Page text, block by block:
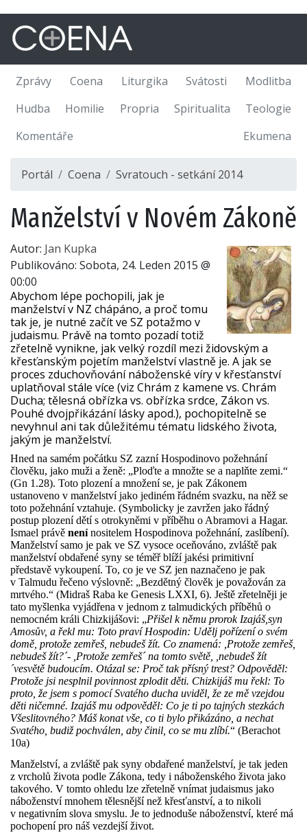
Zprávy Coena Liturgika Svátosti
Modlitba
Hudba
Homilie Propria Spiritualita
Teologie
Komentáře
Ekumena
Portál Coena Svratouch - setkání 2014
Manželství v Novém Zákoně
Autor: Jan Kupka
Publikováno: Sobota, 24. Leden 2015 @
00:00
Abychom lépe pochopili, jak je
manželství v NZ chápáno, a proč tomu
tak je, je nutné začít ve SZ potažmo v
judaismu. Právě na tomto pozadí totiž
zřetelně vynikne, jak velký rozdíl mezi židovským a
křesťanským pojetím manželství vlastně je. A jak se
proces zduchovňování náboženské víry v křesťanství
uplatňoval stále více (viz Chrám z kamene vs. Chrám
Ducha; tělesná obřízka vs. obřízka srdce, Zákon vs.
Pouhé dvojpřikázání lásky apod.), pochopitelně se
nevyhnul ani tak důležitému tématu lidského života,
jakým je manželství.
Hned na samém počátku SZ zazní Hospodinovo požehnání
člověku, jako muži a ženě: „Ploďte a množte se a naplňte zemi.“
(Gn 1.28). Toto plození a množení se, je pak Zákonem
ustanoveno v manželství jako jediném řádném svazku, na něž se
toto požehnání vztahuje. (Symbolicky je zavržen jako řádný
postup plození dětí s otrokyněmi v příběhu o Abramovi a Hagar.
Ismael právě nenínositelem Hospodinova požehnání, zaslíbení).
Manželství samo je pak ve SZ vysoce oceňováno, zvláště pak
manželství obdařené syny se téměř blíží jakési primitivní
představě vykoupení. To, co je ve SZ jen naznačeno je pak
v Talmudu řečeno výslovně: „Bezdětný člověk je považován za
mrtvého.“ (Midraš Raba ke Genesis LXXI, 6). Ještě zřetelněji je
tato myšlenka vyjádřena v jednom z talmudických příběhů o
nemocném králi Chizkijášovi: „Přišel k němu prorok Izajáš,syn
Amosův, a řekl mu: Toto praví Hospodin: Udělj pořízení o svém
domě, protože zemřeš, nebudeš žít. Co znamená: ,Protože zemřeš,
nebudeš žít?´- ,Protože zemřeš´ na tomto světě, ,nebudeš žít
´vesvětě budoucím. Otázal se: Proč tak přísný trest? Odpověděl:
Protože jsi nesplnil povinnost zplodit děti. Chizkijáš mu řekl: To
proto, že jsem s pomocí Svatého ducha uviděl, že ze mě vzejdou
děti ničemné. Izajáš mu odpověděl: Co je ti po tajných stezkách
Všeslitovného? Máš konat vše, co ti bylo přikázáno, a nechat
Svatého, budiž pochválen, aby činil, co se mu zlíbí.“ (Berachot
10a)
Manželství, a zvláště pak syny obdařené manželství, je tak jeden
z vrcholů života podle Zákona, tedy i náboženského života jako
takového. V tomto ohledu lze zřetelně vnímat judaismus jako
náboženství mnohem tělesnější než křesťanství, a to nikoli
v negativním slova smyslu. Je to jednoduše náboženství, které má
pochopení pro náš vezdejší život.